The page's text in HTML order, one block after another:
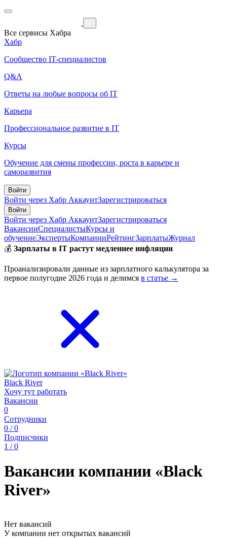
Все сервисы Хабра
Хабр
Сообщество IT-специалистов
Q&A
Ответы на любые вопросы об IT
Карьера
Профессиональное развитие в IT
Курсы
Обучение для смены профессии, роста в карьере и
саморазвития
Войти
Войти через Хабр АккаунтЗарегистрироваться
Войти
Войти через Хабр АккаунтЗарегистрироваться
ВакансииСпециалистыКурсы и
обучениеЭкспертыКомпанииРейтингЗарплатыЖурнал
💰 Зарплаты в IT растут медленнее инфляции
Проанализировали данные из зарплатного калькулятора за
первое полугодие 2026 года и делимся в статье →
Black River
Хочу тут работать
Вакансии
0
Сотрудники
0 / 0
Подписчики
1 / 0
Вакансии компании «Black
River»
Нет вакансий
У компании нет открытых вакансий